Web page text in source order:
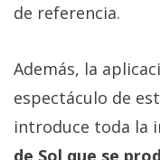
de referencia.
Además, la
espectáculo de
introduce toda la
de Sol que se